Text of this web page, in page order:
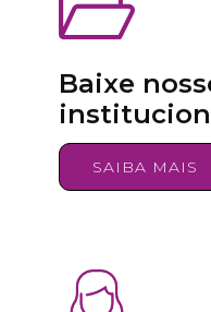
Baixe
SAIBA MAIS